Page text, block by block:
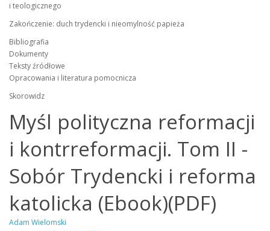
i teologicznego
Zakończenie: duch trydencki i nieomylność papieża
Bibliografia
Dokumenty
Teksty źródłowe
Opracowania i literatura pomocnicza
Skorowidz
Myśl polityczna reformacji
i kontrreformacji. Tom II -
Sobór Trydencki i reforma
katolicka (Ebook)(PDF)
Adam Wielomski